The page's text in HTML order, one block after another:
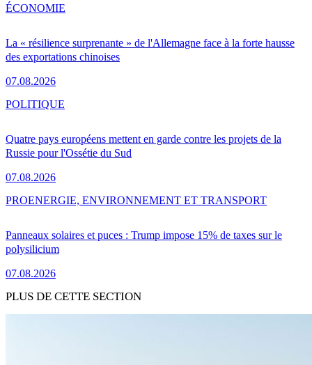
La « résilience surprenante » de l'Allemagne face à la forte hausse
des exportations chinoises
07.08.2026
ÉCONOMIE
Quatre pays européens mettent en garde contre les projets de la
Russie pour l'Ossétie du Sud
07.08.2026
POLITIQUE
Panneaux solaires et puces : Trump impose 15% de taxes sur le
polysilicium
07.08.2026
PROENERGIE, ENVIRONNEMENT ET TRANSPORT
PLUS DE CETTE SECTION